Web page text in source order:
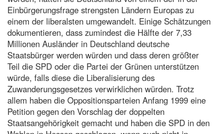
Einbürgerungsfrage strengsten Ländern Europas zu
einem der liberalsten umgewandelt. Einige Schätzungen
dokumentieren, dass zumindest die Hälfte der 7,33
Millionen Ausländer in Deutschland deutsche
Staatsbürger werden würden und dass deren größter
Teil die SPD oder die Partei der Grünen unterstützen
würde, falls diese die Liberalisierung des
Zuwanderungsgesetzes verwirklichen würden. Trotz
allem haben die Oppositionsparteien Anfang 1999 eine
Petition gegen den Vorschlag der doppelten
Staatsangehörigkeit gemacht und haben die SPD in den